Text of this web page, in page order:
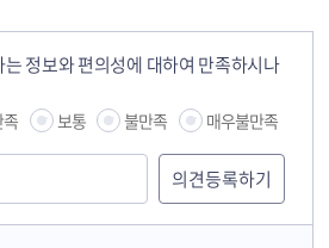
정보와 편의성에 대하여 만족하시나
족 보통 불만족 매우불만족